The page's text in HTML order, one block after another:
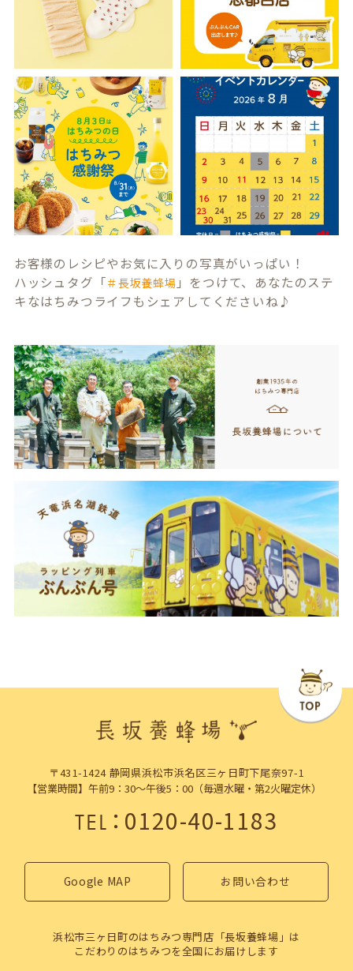
お客様のレシピやお気に入りの写真がいっぱい！
ハッシュタグ「＃長坂養蜂場 」をつけて、あなたのステ
キなはちみつライフもシェアしてくださいね♪
〒431-1424 静岡県浜松市浜名区三ヶ日町下尾奈97-1
【営業時間】午前9：30～午後5：00（毎週水曜・第2火曜定休）
TEL：0120-40-1183
Google MAP お問い合わせ
浜松市三ヶ日町のはちみつ専門店「長坂養蜂場」は
こだわりのはちみつを全国にお届けします